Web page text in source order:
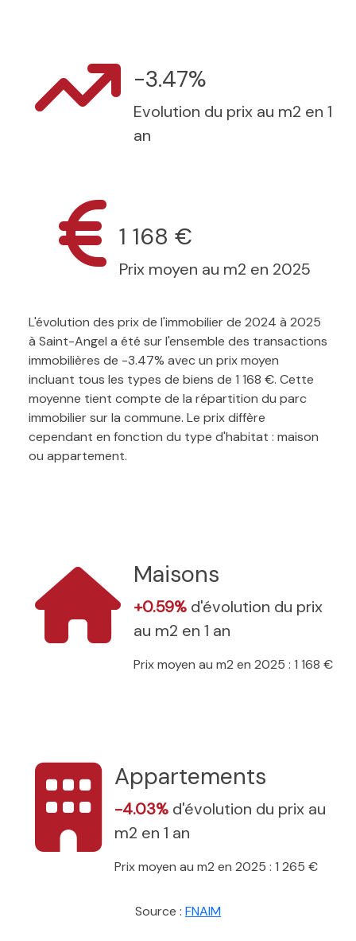
-3.47%
Evolution du prix au m2 en 1
an
1 168 €
Prix moyen au m2 en 2025
L'évolution des prix de l'immobilier de 2024 à 2025
à Saint-Angel a été sur l'ensemble des transactions
immobilières de -3.47% avec un prix moyen
incluant tous les types de biens de 1 168 €. Cette
moyenne tient compte de la répartition du parc
immobilier sur la commune. Le prix diffère
cependant en fonction du type d'habitat : maison
ou appartement.
Maisons
+0.59% d'évolution du prix
au m2 en 1 an
Prix moyen au m2 en 2025 : 1 168 €
Appartements
-4.03% d'évolution du prix au
m2 en 1 an
Prix moyen au m2 en 2025 : 1 265 €
Source : FNAIM